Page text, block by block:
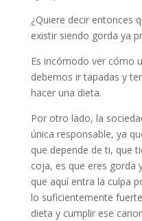
¿Quiere decir entonces
existir siendo gorda ya
Es incómodo ver cómo
debemos ir tapadas y
hacer una dieta.
Por otro lado, la
única responsable, ya
que depende de ti, que
coja, es que eres gorda
que aquí entra la culpa
lo suficientemente
dieta y cumplir ese